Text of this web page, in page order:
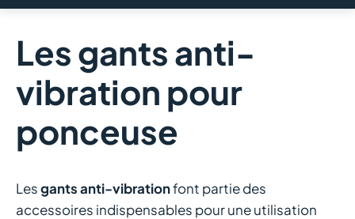
Les gants anti-
vibration pour
ponceuse
Lesgants anti-vibrationfont partie des
accessoires indispensables pour une utilisation